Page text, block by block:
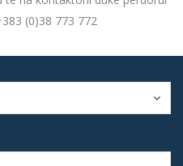
(0)38 773 772